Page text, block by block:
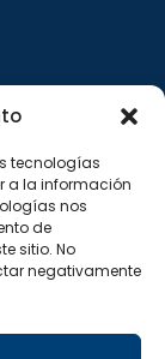
tecnologías
a la información
nos
de
sitio. No
negativamente